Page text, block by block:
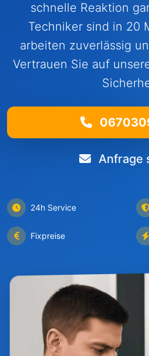
schnelle Reaktion
Techniker sind in 20
arbeiten zuverlässig
Vertrauen Sie auf
Anfrage
24h Service
Fixpreise